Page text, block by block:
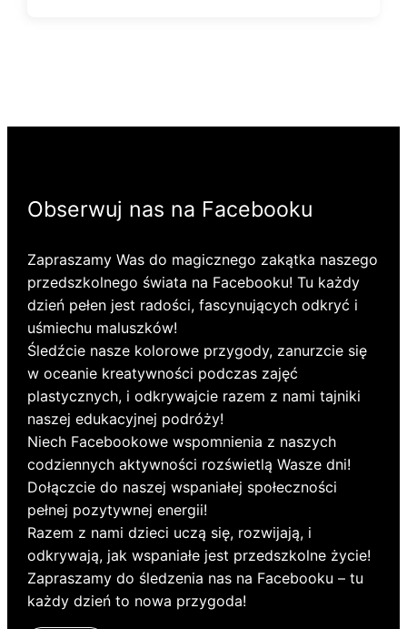
Obserwuj nas na Facebooku
Zapraszamy Was do magicznego zakątka naszego
przedszkolnego świata na Facebooku! Tu każdy
dzień pełen jest radości, fascynujących odkryć i
uśmiechu maluszków!
Śledźcie nasze kolorowe przygody, zanurzcie się
w oceanie kreatywności podczas zajęć
plastycznych, i odkrywajcie razem z nami tajniki
naszej edukacyjnej podróży!
Niech Facebookowe wspomnienia z naszych
codziennych aktywności rozświetlą Wasze dni!
Dołączcie do naszej wspaniałej społeczności
pełnej pozytywnej energii!
Razem z nami dzieci uczą się, rozwijają, i
odkrywają, jak wspaniałe jest przedszkolne życie!
Zapraszamy do śledzenia nas na Facebooku – tu
każdy dzień to nowa przygoda!